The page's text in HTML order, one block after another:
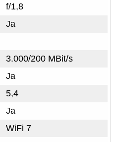
f/1,8
Ja
3.000/200 MBit/s
Ja
5,4
Ja
WiFi 7